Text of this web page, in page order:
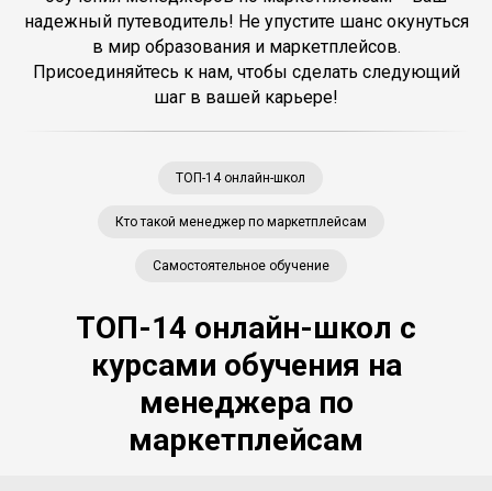
надежный путеводитель! Не упустите шанс окунуться
в мир образования и маркетплейсов.
Присоединяйтесь к нам, чтобы сделать следующий
шаг в вашей карьере!
ТОП-14 онлайн-школ
Кто такой менеджер по маркетплейсам
Самостоятельное обучение
ТОП-14 онлайн-школ с
курсами обучения на
менеджера по
маркетплейсам